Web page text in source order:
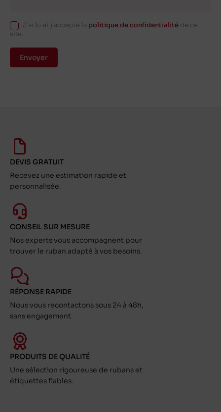
J'ai lu et j'accepte la politique de confidentialité de ce
site.
Envoyer
DEVIS GRATUIT
Recevez une estimation rapide et
personnalisée.
CONSEIL SUR MESURE
Nos experts vous accompagnent pour
trouver le ruban adapté à vos besoins.
RÉPONSE RAPIDE
Nous vous recontactons sous 24 à 48h,
sans engagement.
PRODUITS DE QUALITÉ
Une sélection rigoureuse de rubans et
étiquettes fiables.